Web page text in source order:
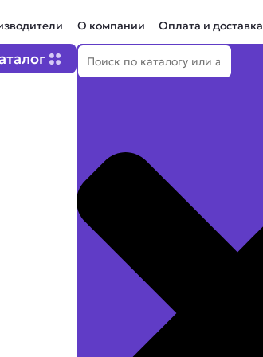
О компании Оплата и доставка
Поиск
Open Каталог